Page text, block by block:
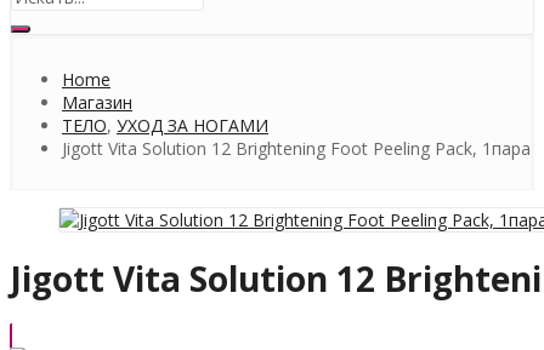
Home
Магазин
ТЕЛО, УХОД ЗА НОГАМИ
Jigott Vita Solution 12 Brightening Foot Peeling Pack, 1пара
Jigott Vita Solution 12